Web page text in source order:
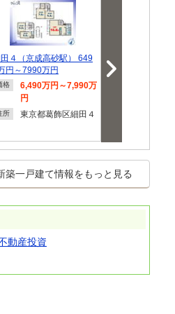
４（京成高砂駅） 649
円～7990万円
格
6,490万円～7,990万
円
所 東京都葛飾区細田４
88万円～3788万…
築一戸建て情報をもっと見る
動産投資